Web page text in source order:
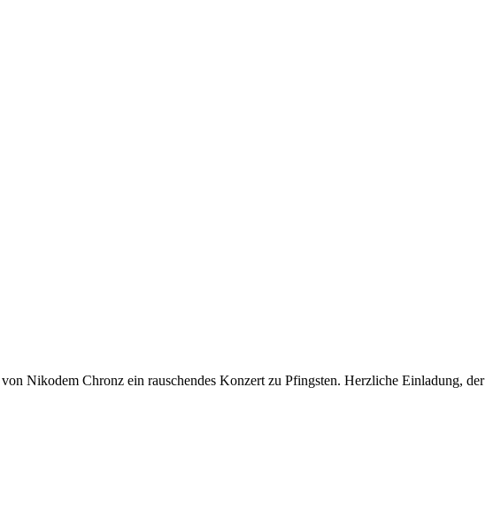
Nikodem Chronz ein rauschendes Konzert zu Pfingsten. Herzliche Einladung, der